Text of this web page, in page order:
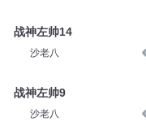
战神左帅14
沙老八
战神左帅9
沙老八